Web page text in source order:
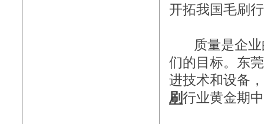
开拓我国毛刷
质量是企业
们的目标。东
进技术和设备
刷行业黄金期